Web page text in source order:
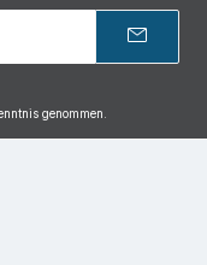
genommen.